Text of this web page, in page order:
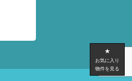
★
お気に入り
物件を見る